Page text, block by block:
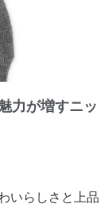
力が増すニッ
いらしさと上品